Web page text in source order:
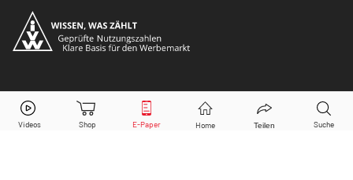
© Copyright 2026 Börsenmedien AG. Alle Rechte